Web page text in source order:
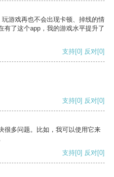
游戏再也不会出现卡顿、掉线的情
有了这个app，我的游戏水平提升了
支持[0] 反对[0]
支持[0] 反对[0]
很多问题。比如，我可以使用它来
支持[0] 反对[0]